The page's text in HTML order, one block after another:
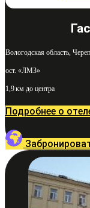
Вологодская область,
ост. «ЛМЗ»
1,9 км до центра
Подробнее о